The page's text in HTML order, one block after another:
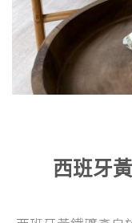
西班牙